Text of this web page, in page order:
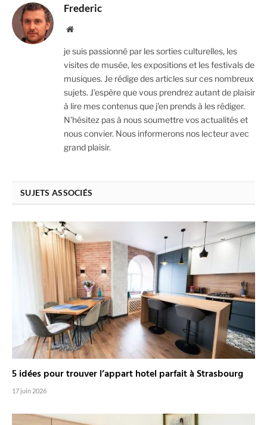
Frederic
Website
je suis passionné par les sorties culturelles, les
visites de musée, les expositions et les festivals de
musiques. Je rédige des articles sur ces nombreux
sujets. J'espère que vous prendrez autant de plaisir
à lire mes contenus que j'en prends à les rédiger.
N'hésitez pas à nous soumettre vos actualités et
nous convier. Nous informerons nos lecteur avec
grand plaisir.
SUJETS ASSOCIÉS
5 idées pour trouver l’appart hotel parfait à Strasbourg
17 juin 2026